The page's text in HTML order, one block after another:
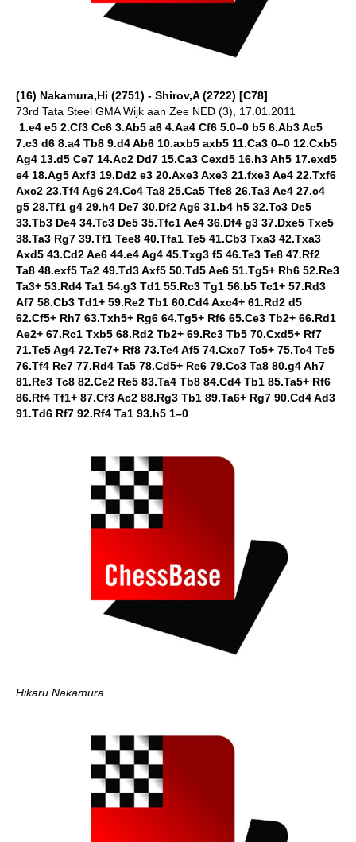
(16) Nakamura,Hi (2751) - Shirov,A (2722) [C78]
73rd Tata Steel GMA Wijk aan Zee NED (3), 17.01.2011
1.e4 e5 2.Cf3 Cc6 3.Ab5 a6 4.Aa4 Cf6 5.0–0 b5 6.Ab3 Ac5
7.c3 d6 8.a4 Tb8 9.d4 Ab6 10.axb5 axb5 11.Ca3 0–0 12.Cxb5
Ag4 13.d5 Ce7 14.Ac2 Dd7 15.Ca3 Cexd5 16.h3 Ah5 17.exd5
e4 18.Ag5 Axf3 19.Dd2 e3 20.Axe3 Axe3 21.fxe3 Ae4 22.Txf6
Axc2 23.Tf4 Ag6 24.Cc4 Ta8 25.Ca5 Tfe8 26.Ta3 Ae4 27.c4
g5 28.Tf1 g4 29.h4 De7 30.Df2 Ag6 31.b4 h5 32.Tc3 De5
33.Tb3 De4 34.Tc3 De5 35.Tfc1 Ae4 36.Df4 g3 37.Dxe5 Txe5
38.Ta3 Rg7 39.Tf1 Tee8 40.Tfa1 Te5 41.Cb3 Txa3 42.Txa3
Axd5 43.Cd2 Ae6 44.e4 Ag4 45.Txg3 f5 46.Te3 Te8 47.Rf2
Ta8 48.exf5 Ta2 49.Td3 Axf5 50.Td5 Ae6 51.Tg5+ Rh6 52.Re3
Ta3+ 53.Rd4 Ta1 54.g3 Td1 55.Rc3 Tg1 56.b5 Tc1+ 57.Rd3
Af7 58.Cb3 Td1+ 59.Re2 Tb1 60.Cd4 Axc4+ 61.Rd2 d5
62.Cf5+ Rh7 63.Txh5+ Rg6 64.Tg5+ Rf6 65.Ce3 Tb2+ 66.Rd1
Ae2+ 67.Rc1 Txb5 68.Rd2 Tb2+ 69.Rc3 Tb5 70.Cxd5+ Rf7
71.Te5 Ag4 72.Te7+ Rf8 73.Te4 Af5 74.Cxc7 Tc5+ 75.Tc4 Te5
76.Tf4 Re7 77.Rd4 Ta5 78.Cd5+ Re6 79.Cc3 Ta8 80.g4 Ah7
81.Re3 Tc8 82.Ce2 Re5 83.Ta4 Tb8 84.Cd4 Tb1 85.Ta5+ Rf6
86.Rf4 Tf1+ 87.Cf3 Ac2 88.Rg3 Tb1 89.Ta6+ Rg7 90.Cd4 Ad3
91.Td6 Rf7 92.Rf4 Ta1 93.h5 1–0
Hikaru Nakamura